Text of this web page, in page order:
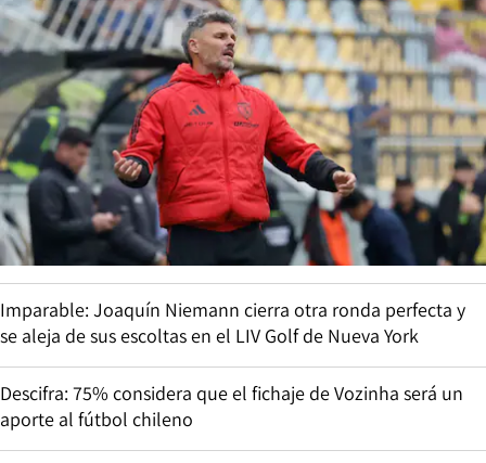
Imparable: Joaquín Niemann cierra otra ronda perfecta y
se aleja de sus escoltas en el LIV Golf de Nueva York
Descifra: 75% considera que el fichaje de Vozinha será un
aporte al fútbol chileno